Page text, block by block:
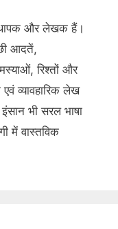
और लेखक हैं।
आदतें,
रिश्तों और
व्यावहारिक लेख
भी सरल भाषा
में वास्तविक